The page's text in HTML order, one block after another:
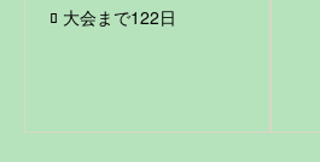
ﾛ 大会まで122日